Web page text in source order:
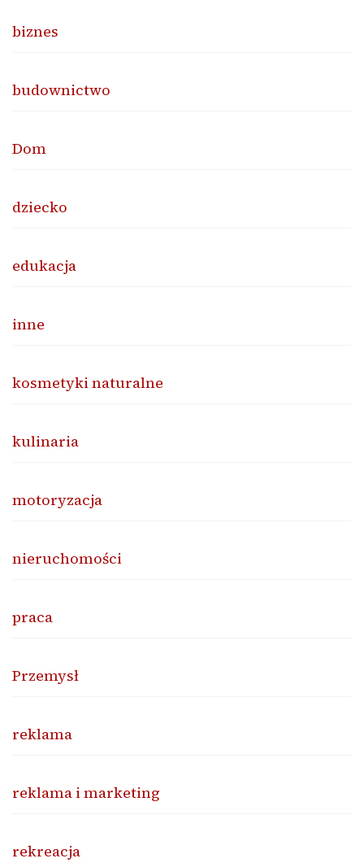
biznes
budownictwo
Dom
dziecko
edukacja
inne
kosmetyki naturalne
kulinaria
motoryzacja
nieruchomości
praca
Przemysł
reklama
reklama i marketing
rekreacja